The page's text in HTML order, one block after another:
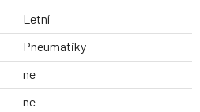
Letní
Pneumatiky
ne
ne